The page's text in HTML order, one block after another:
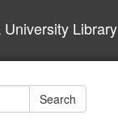
Library